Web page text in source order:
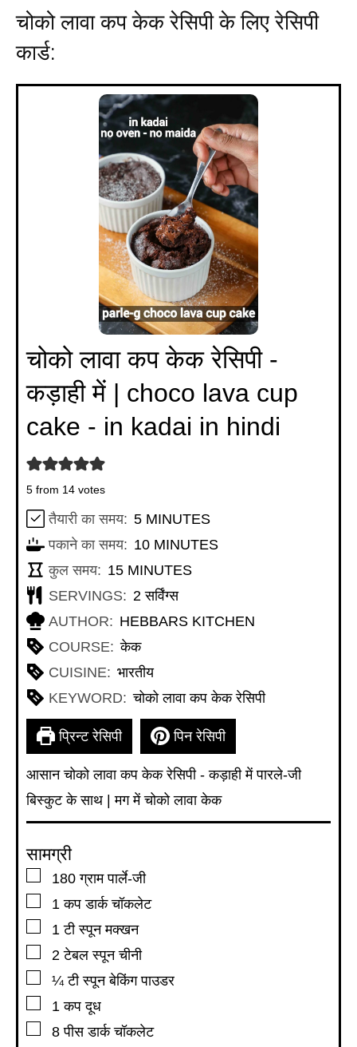
चोको लावा कप केक रेसिपी के लिए रेसिपी
कार्ड:
चोको लावा कप केक रेसिपी -
कड़ाही में | choco lava cup
cake - in kadai in hindi
5 from 14 votes
तैयारी का समय: 5MINUTES
MINUTES
पकाने का समय: 10MINUTES
MINUTES
कुल समय: 15MINUTES
MINUTES
SERVINGS: 2 सर्विंग्स
AUTHOR: HEBBARS KITCHEN
COURSE: केक
CUISINE: भारतीय
KEYWORD: चोको लावा कप केक रेसिपी
प्रिन्ट रेसिपी पिन रेसिपी
आसान चोको लावा कप केक रेसिपी - कड़ाही में पारले-जी
बिस्कुट के साथ | मग में चोको लावा केक
सामग्री
▢
180 ग्रामपार्ले-जी
▢
1 कप डार्क चॉकलेट
▢
1 टी स्पून मक्खन
▢
2 टेबल स्पून चीनी
▢
¼ टी स्पून बेकिंग पाउडर
▢
1 कप दूध
▢
8 पीस डार्क चॉकलेट